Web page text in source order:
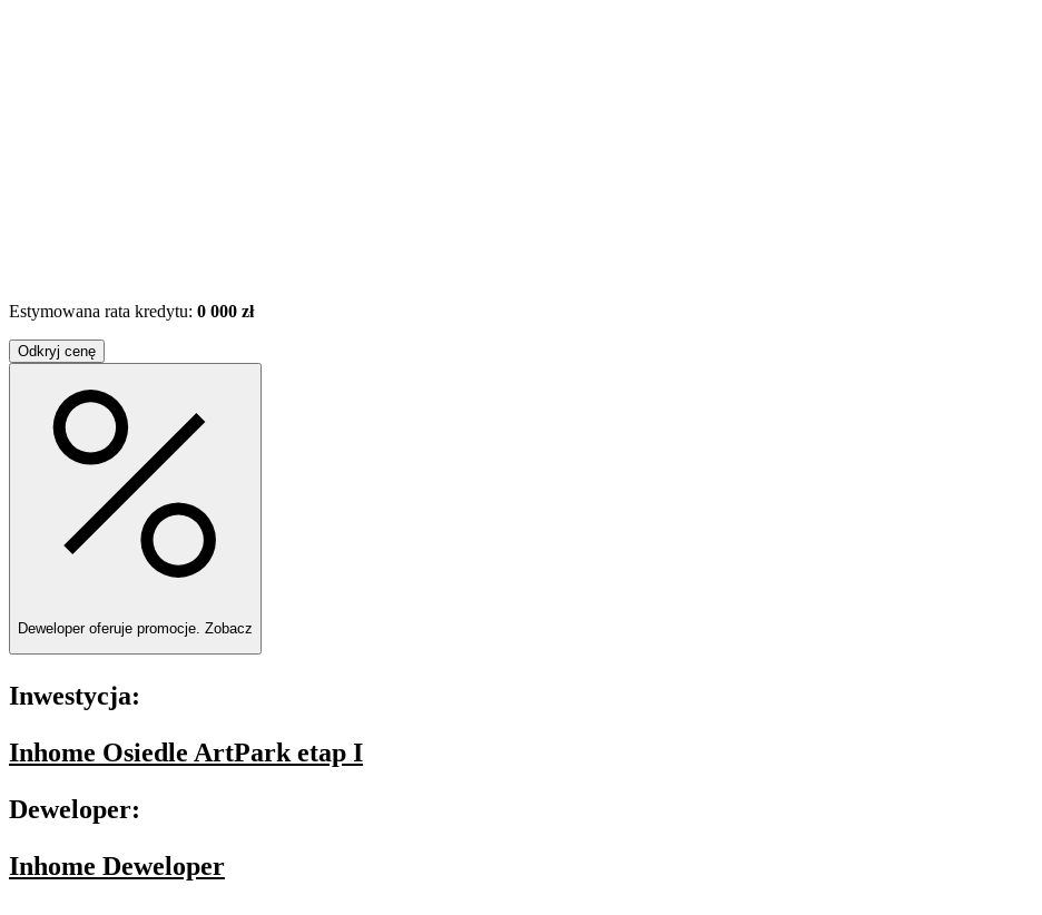
Estymowana rata kredytu: 0 000 zł
Odkryj cenę
Deweloper oferuje promocje. Zobacz
Inwestycja:
Inhome Osiedle ArtPark etap I
Deweloper:
Inhome Deweloper